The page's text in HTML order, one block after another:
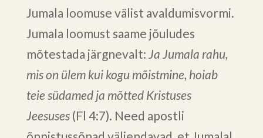
Jumala loomuse välist avaldumisvormi.
Jumala loomust saame jõuludes
mõtestada järgnevalt: Ja Jumala rahu,
mis on ülem kui kogu mõistmine, hoiab
teie südamed ja mõtted Kristuses
Jeesuses(Fl 4:7). Need apostli